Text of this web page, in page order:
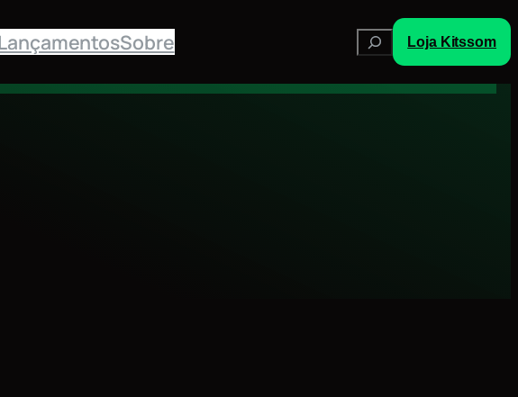
Sobre PesquisarLoja Kitssom